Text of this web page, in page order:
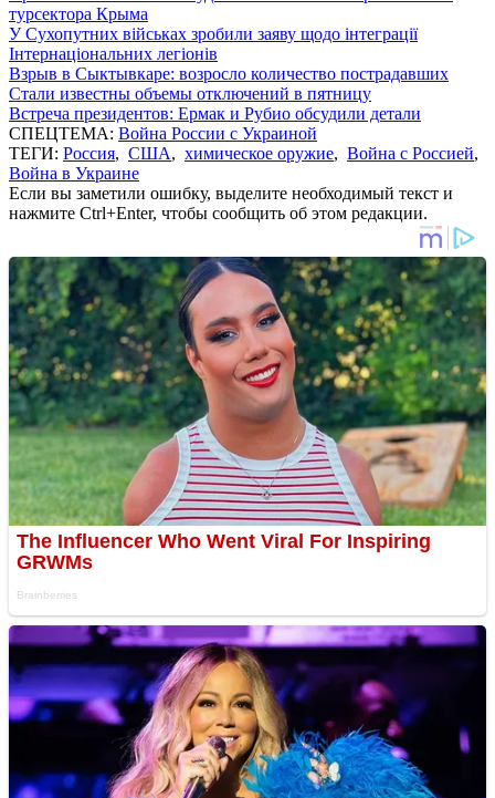
турсектора Крыма
У Сухопутних військах зробили заяву щодо інтеграції
Інтернаціональних легіонів
Взрыв в Сыктывкаре: возросло количество пострадавших
Стали известны объемы отключений в пятницу
Встреча президентов: Ермак и Рубио обсудили детали
СПЕЦТЕМА: Война России с Украиной
ТЕГИ: Россия, США, химическое оружие, Война с Россией,
Война в Украине
Если вы заметили ошибку, выделите необходимый текст и
нажмите Ctrl+Enter, чтобы сообщить об этом редакции.